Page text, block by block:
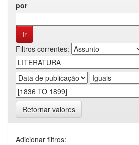
por
Filtros correntes:
Retornar valores
Adicionar filtros: